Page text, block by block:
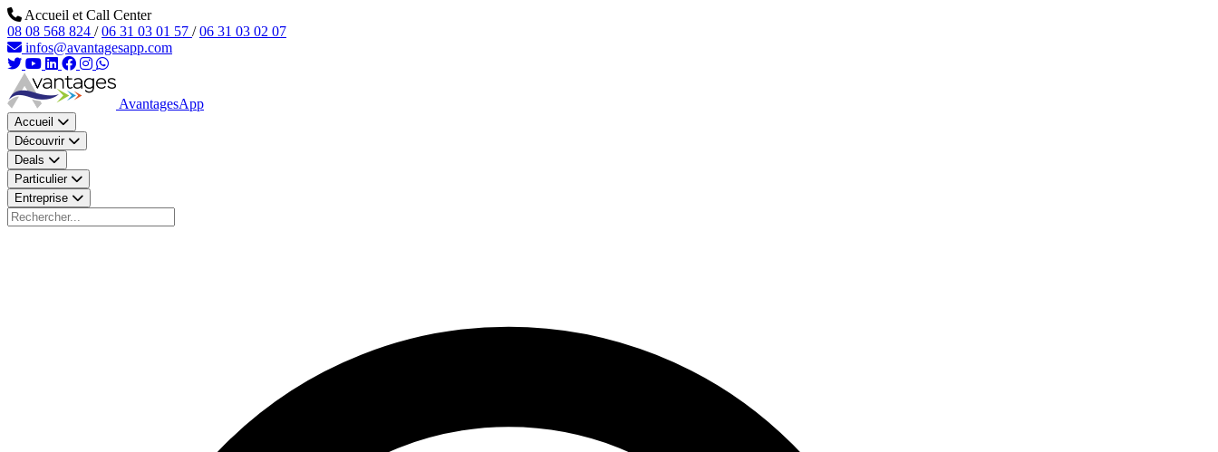
Aller au contenu principal
Accueil et Call Center
08 08 568 824 / 06 31 03 01 57 / 06 31 03 02 07
infos@avantagesapp.com
AvantagesApp
Accueil
Découvrir
Deals
Particulier
Entreprise